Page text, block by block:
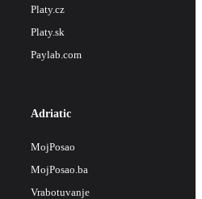
Platy.cz
Platy.sk
Paylab.com
Adriatic
MojPosao
MojPosao.ba
Vrabotuvanje